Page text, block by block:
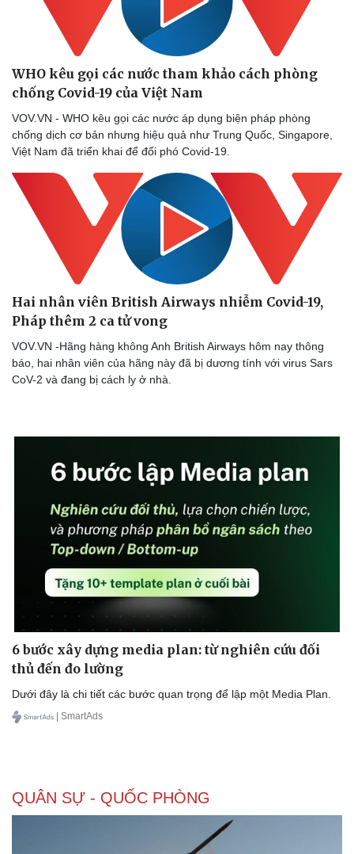
WHO kêu gọi các nước tham khảo cách phòng
chống Covid-19 của Việt Nam
VOV.VN - WHO kêu gọi các nước áp dụng biện pháp phòng
chống dịch cơ bản nhưng hiệu quả như Trung Quốc, Singapore,
Việt Nam đã triển khai để đối phó Covid-19.
Hai nhân viên British Airways nhiễm Covid-19,
Pháp thêm 2 ca tử vong
VOV.VN -Hãng hàng không Anh British Airways hôm nay thông
báo, hai nhân viên của hãng này đã bị dương tính với virus Sars
CoV-2 và đang bị cách ly ở nhà.
6 bước xây dựng media plan: từ nghiên cứu đối
thủ đến đo lường
Dưới đây là chi tiết các bước quan trọng để lập một Media Plan.
| SmartAds
QUÂN SỰ - QUỐC PHÒNG